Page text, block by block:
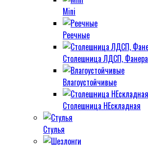
Mini
Реечные
Столешница ЛДСП, Фанера
Влагоустойчивые
Столешница НЕскладная
Стулья